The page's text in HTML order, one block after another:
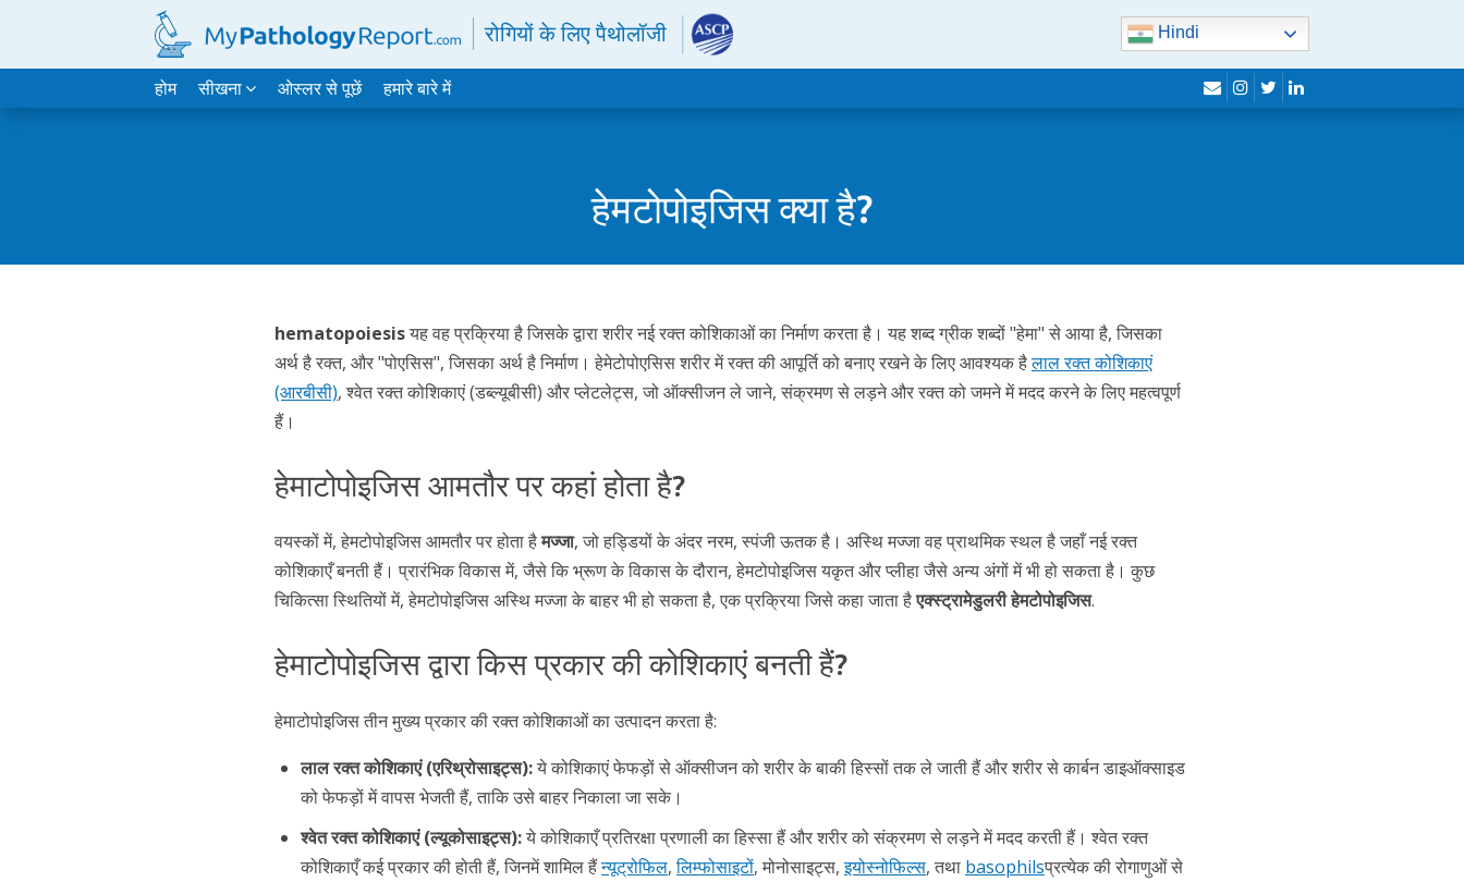
रोगियों के लिए पैथोलॉजी Hindi
होम सीखना ओस्लर से पूछें हमारे बारे में लिफाफाइंस्टाग्रामtwitterलिंक्डइन
हेमटोपोइजिस क्या है?
hematopoiesisयह वह प्रक्रिया है जिसके द्वारा शरीर नई रक्त कोशिकाओं का निर्माण करता है। यह शब्द ग्रीक शब्दों "हेमा" से आया है, जिसका
अर्थ है रक्त, और "पोएसिस", जिसका अर्थ है निर्माण। हेमेटोपोएसिस शरीर में रक्त की आपूर्ति को बनाए रखने के लिए आवश्यक हैलाल रक्त कोशिकाएं
(आरबीसी), श्वेत रक्त कोशिकाएं (डब्ल्यूबीसी) और प्लेटलेट्स, जो ऑक्सीजन ले जाने, संक्रमण से लड़ने और रक्त को जमने में मदद करने के लिए महत्वपूर्ण
हैं।
हेमाटोपोइजिस आमतौर पर कहां होता है?
वयस्कों में, हेमटोपोइजिस आमतौर पर होता हैमज्जा, जो हड्डियों के अंदर नरम, स्पंजी ऊतक है। अस्थि मज्जा वह प्राथमिक स्थल है जहाँ नई रक्त
कोशिकाएँ बनती हैं। प्रारंभिक विकास में, जैसे कि भ्रूण के विकास के दौरान, हेमटोपोइजिस यकृत और प्लीहा जैसे अन्य अंगों में भी हो सकता है। कुछ
चिकित्सा स्थितियों में, हेमटोपोइजिस अस्थि मज्जा के बाहर भी हो सकता है, एक प्रक्रिया जिसे कहा जाता हैएक्स्ट्रामेडुलरी हेमटोपोइजिस.
हेमाटोपोइजिस द्वारा किस प्रकार की कोशिकाएं बनती हैं?
हेमाटोपोइजिस तीन मुख्य प्रकार की रक्त कोशिकाओं का उत्पादन करता है:
लाल रक्त कोशिकाएं (एरिथ्रोसाइट्स):ये कोशिकाएं फेफड़ों से ऑक्सीजन को शरीर के बाकी हिस्सों तक ले जाती हैं और शरीर से कार्बन डाइऑक्साइड
को फेफड़ों में वापस भेजती हैं, ताकि उसे बाहर निकाला जा सके।
श्वेत रक्त कोशिकाएं (ल्यूकोसाइट्स):ये कोशिकाएँ प्रतिरक्षा प्रणाली का हिस्सा हैं और शरीर को संक्रमण से लड़ने में मदद करती हैं। श्वेत रक्त
कोशिकाएँ कई प्रकार की होती हैं, जिनमें शामिल हैंन्यूट्रोफिल,लिम्फोसाइटों, मोनोसाइट्स,इयोस्नोफिल्स, तथा basophilsप्रत्येक की रोगाणुओं से